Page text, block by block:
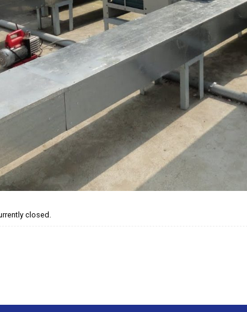
closed.